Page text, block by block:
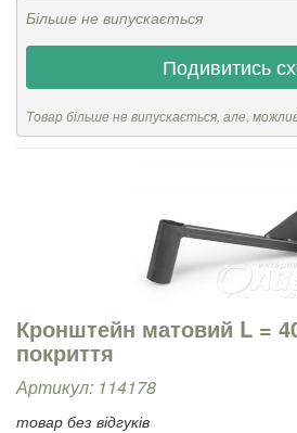
Більше не випускається
Подивитись
Товар більше не випускається, але,
Кронштейн матовий L =
покриття
Артикул: 114178
товар без відгуків